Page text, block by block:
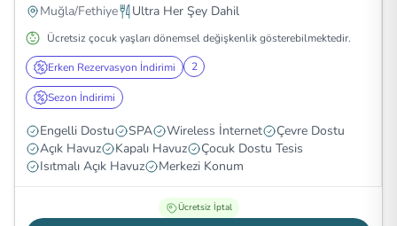
Muğla/Fethiye Ultra Her Şey Dahil
Ücretsiz çocuk yaşları dönemsel değişkenlik gösterebilmektedir.
Erken Rezervasyon İndirimi 2
Sezon İndirimi
Engelli Dostu SPA Wireless İnternet
Çevre Dostu
Açık Havuz
Kapalı Havuz
Çocuk Dostu Tesis
Isıtmalı Açık Havuz
Merkezi Konum
Ücretsiz İptal